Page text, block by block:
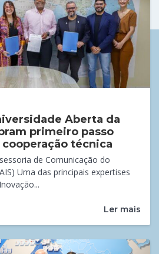
Aberta da
primeiro passo
técnica
de Comunicação do
Uma das principais expertises
Ler mais